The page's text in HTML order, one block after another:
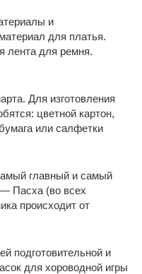
и
для платья.
лента для ремня.
Для изготовления
цветной картон,
или салфетки
главный и самый
— Пасха (во всех
происходит от
подготовительной и
для хороводной игры